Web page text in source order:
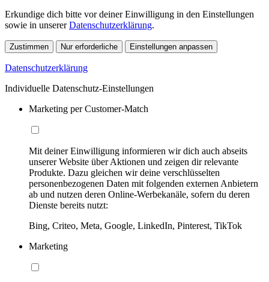
Erkundige dich bitte vor deiner Einwilligung in den Einstellungen
sowie in unsererDatenschutzerklärung.
Zustimmen Nur erforderliche Einstellungen anpassen
Datenschutzerklärung
Individuelle Datenschutz-Einstellungen
Marketing per Customer-Match
Mit deiner Einwilligung informieren wir dich auch abseits
unserer Website über Aktionen und zeigen dir relevante
Produkte. Dazu gleichen wir deine verschlüsselten
personenbezogenen Daten mit folgenden externen Anbietern
ab und nutzen deren Online-Werbekanäle, sofern du deren
Dienste bereits nutzt:
Bing, Criteo, Meta, Google, LinkedIn, Pinterest, TikTok
Marketing